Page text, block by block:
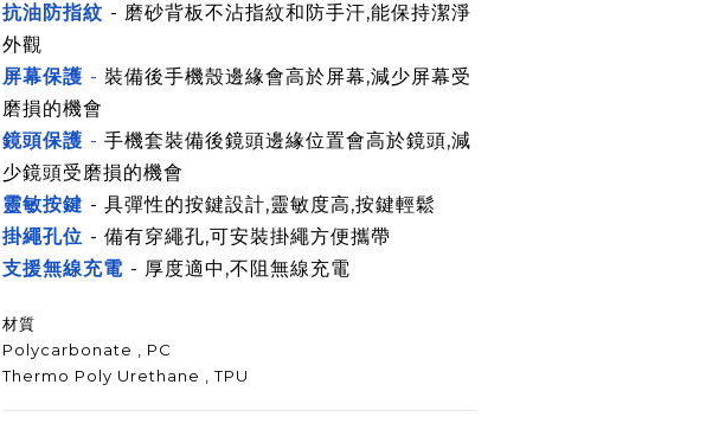
抗油防指紋 - 磨砂背板不沾指紋和防手汗,能保持潔淨
外觀
屏幕保護 - 裝備後手機殼邊緣會高於屏幕,減少屏幕受
磨損的機會
鏡頭保護 - 手機套裝備後鏡頭邊緣位置會高於鏡頭,減
少鏡頭受磨損的機會
靈敏按鍵 - 具彈性的按鍵設計,靈敏度高,按鍵輕鬆
掛繩孔位 - 備有穿繩孔,可安裝掛繩方便攜帶
支援無線充電 - 厚度適中,不阻無線充電
材質
Polycarbonate , PC
Thermo Poly Urethane , TPU